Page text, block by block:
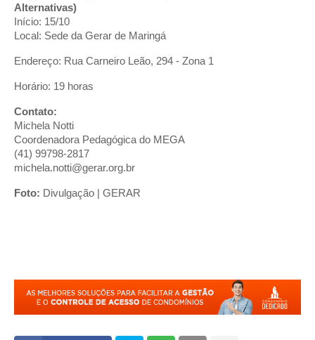
Alternativas)
Início: 15/10
Local: Sede da Gerar de Maringá
Endereço: Rua Carneiro Leão, 294 - Zona 1
Horário: 19 horas
Contato:
Michela Notti
Coordenadora Pedagógica do MEGA
(41) 99798-2817
michela.notti@gerar.org.br
Foto: Divulgação | GERAR